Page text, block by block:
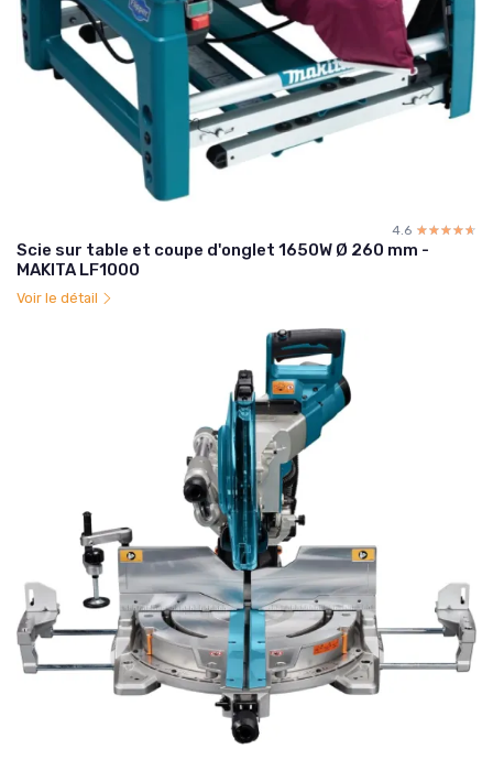
4.6 ☆☆☆☆☆
★★★★★
Scie sur table et coupe d'onglet 1650W Ø 260 mm -
MAKITA LF1000
Voir le détail